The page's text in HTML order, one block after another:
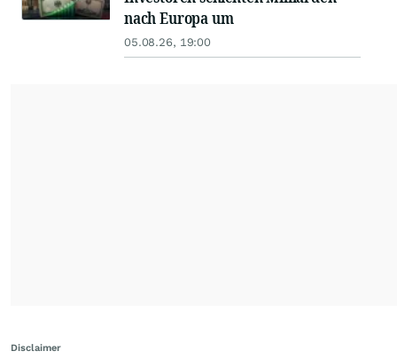
nach Europa um
05.08.26, 19:00
Disclaimer